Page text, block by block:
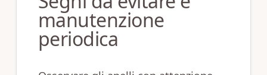
manutenzione
periodica